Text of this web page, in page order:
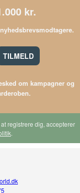
kr.
TILMELD
om kampagner og
registrere dig, accepterer
.